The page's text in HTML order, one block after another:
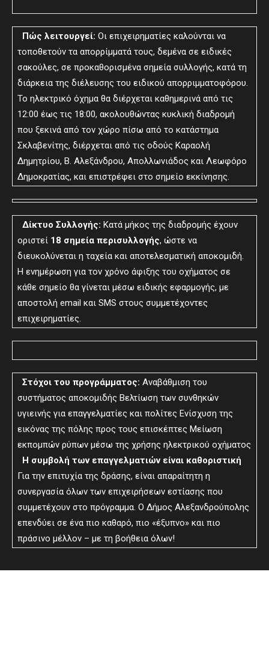
Πώς λειτουργεί: Οι επιχειρηματίες καλούνται να
τοποθετούν τα απορρίμματά τους, δεμένα σε ειδικές
σακούλες, σε προκαθορισμένα σημεία συλλογής, κατά τη
διάρκεια της διέλευσης του ειδικού απορριμματοφόρου.
Το ηλεκτρικό όχημα θα διέρχεται καθημερινά από τις
12:00 έως τις 18:00, ακολουθώντας κυκλική διαδρομή
που ξεκινά από τον χώρο πίσω από το κατάστημα
Σκλαβενίτης, διέρχεται από τις οδούς Καραολή
Δημητρίου, Β. Αλεξάνδρου, Απολλωνιάδος και Λεωφόρο
Δημοκρατίας, και επιστρέφει στο σημείο εκκίνησης.
Δίκτυο Συλλογής: Κατά μήκος της διαδρομής έχουν
οριστεί 18 σημεία περισυλλογής, ώστε να
διευκολύνεται η ταχεία και αποτελεσματική αποκομιδή.
Η ενημέρωση για τον χρόνο άφιξης του οχήματος σε
κάθε σημείο θα γίνεται μέσω ειδικής εφαρμογής, με
αποστολή email και SMS στους συμμετέχοντες
επιχειρηματίες.
Στόχοι του προγράμματος: Αναβάθμιση του
συστήματος αποκομιδής Βελτίωση των συνθηκών
υγιεινής για επαγγελματίες και πολίτες Ενίσχυση της
εικόνας της πόλης προς τους επισκέπτες Μείωση
εκπομπών ρύπων μέσω της χρήσης ηλεκτρικού οχήματος
Η συμβολή των επαγγελματιών είναι καθοριστική
Για την επιτυχία της δράσης, είναι απαραίτητη η
συνεργασία όλων των επιχειρήσεων εστίασης που
συμμετέχουν στο πρόγραμμα. Ο Δήμος Αλεξανδρούπολης
επενδύει σε ένα πιο καθαρό, πιο «έξυπνο» και πιο
πράσινο μέλλον – με τη βοήθεια όλων!